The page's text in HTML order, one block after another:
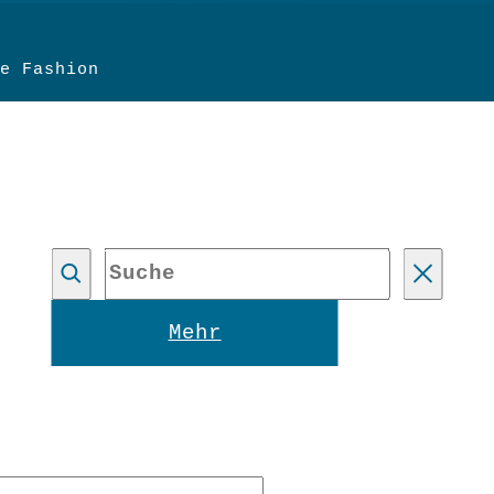
Fashion
Mehr